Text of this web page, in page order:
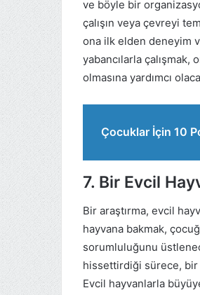
ve böyle bir
çalışın veya çevreyi
ona ilk elden deneyim
yabancılarla
olmasına yardımcı
Çocuklar İçin 10
7. Bir Evcil
Bir araştırma, evcil
hayvana bakmak,
sorumluluğunu
hissettirdiği sürece,
Evcil hayvanlarla